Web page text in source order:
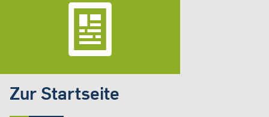
Zur Startseite